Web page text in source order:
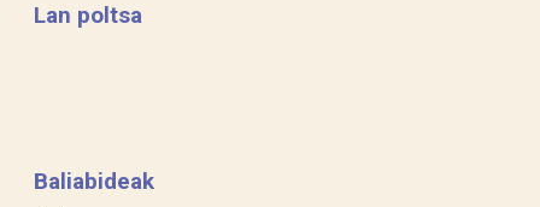
Lan poltsa
Baliabideak